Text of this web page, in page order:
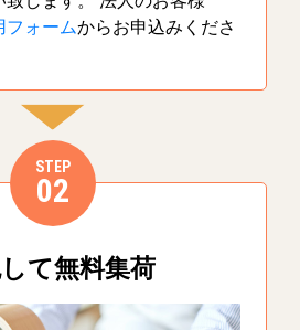
フォームからお申込みくださ
STEP
02
て無料集荷